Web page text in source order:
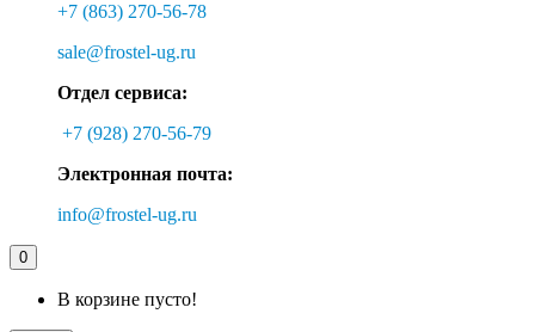
+7 (863) 270-56-78
sale@frostel-ug.ru
Отдел сервиса:
+7 (928) 270-56-79
Электронная почта:
info@frostel-ug.ru
0
В корзине пусто!